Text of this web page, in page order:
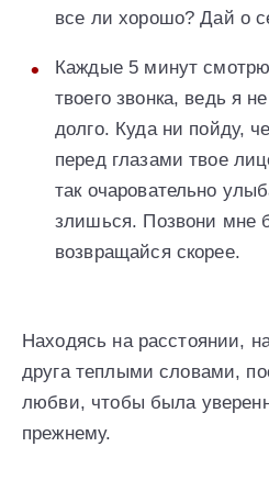
все ли хорошо? Дай о
Каждые 5 минут
твоего звонка, ведь я
долго. Куда ни пойду,
перед глазами твое
так очаровательно
злишься. Позвони мне
возвращайся скорее.
Находясь на расстоянии,
друга теплыми словами,
любви, чтобы была
прежнему.